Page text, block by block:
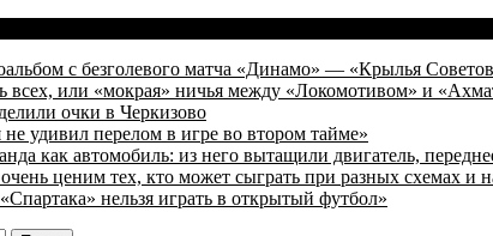
с безголевого матча «Динамо» — «Крылья
всех, или «мокрая» ничья между «Локомотивом» и
очки в Черкизово
удивил перелом в игре во втором тайме»
как автомобиль: из него вытащили двигатель,
ценим тех, кто может сыграть при разных схемах и
нельзя играть в открытый футбол»